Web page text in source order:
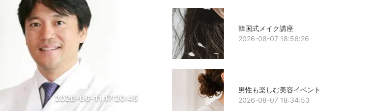
2026-06-11 17:20:45
韓国式メイク講座
2026-08-07 18:56:26
男性も楽しむ美容イベント
2026-08-07 18:34:53